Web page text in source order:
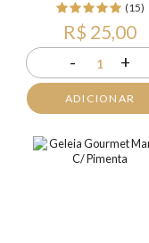
(15)
R$ 25,00
- 1 +
ADICIONAR